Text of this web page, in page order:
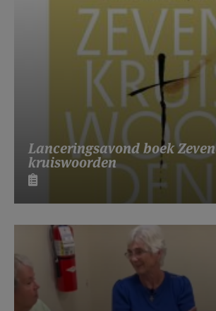
Lanceringsavond boek Zeven
kruiswoorden